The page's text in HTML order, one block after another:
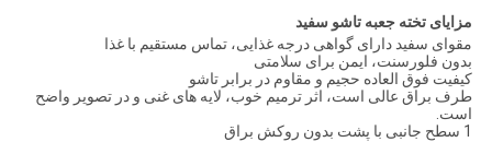
مزایای تخته جعبه تاشو سفید
مقوای سفید دارای گواهی درجه غذایی، تماس مستقیم با غذا
بدون فلورسنت، ایمن برای سلامتی
کیفیت فوق العاده حجیم و مقاوم در برابر تاشو
طرف براق عالی است، اثر ترمیم خوب، لایه های غنی و در تصویر واضح
است.
1 سطح جانبی با پشت بدون روکش براق